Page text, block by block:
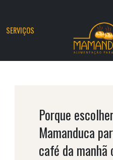
SERVIÇOS
Porque
Mamanduca
café da